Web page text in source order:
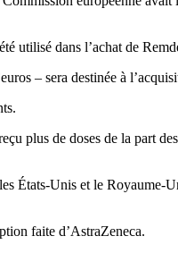
utilisé dans l’achat de
– sera destinée à
plus de doses de la part
États-Unis et le
faite d’AstraZeneca.